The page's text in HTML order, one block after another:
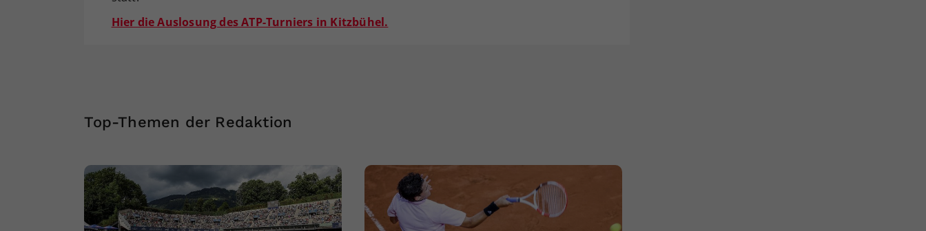
Hier die Auslosung des ATP-Turniers in Kitzbühel.
Top-Themen der Redaktion